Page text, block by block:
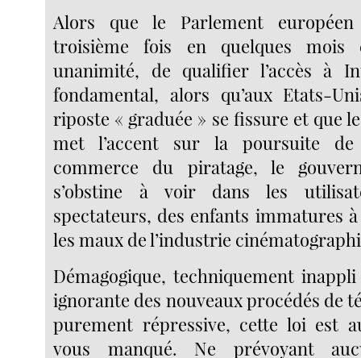
Alors que le Parlement
troisième fois en quelques
unanimité, de qualifier l’accès à
fondamental, alors qu’aux Etats-
riposte « graduée » se fissure et que
met l’accent sur la poursuite
commerce du piratage, le
s’obstine à voir dans les
spectateurs, des enfants immatures
les maux de l’industrie
Démagogique, techniquement
ignorante des nouveaux procédés de
purement répressive, cette loi est
vous manqué. Ne prévoyant